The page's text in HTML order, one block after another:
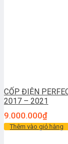
CỐP ĐIỆN
2017 – 2021
9.000.000₫
Thêm vào giỏ hàng